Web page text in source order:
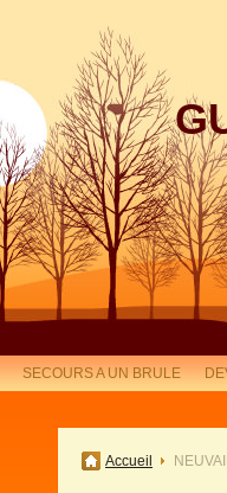
SECOURS A UN BRULE
Accueil